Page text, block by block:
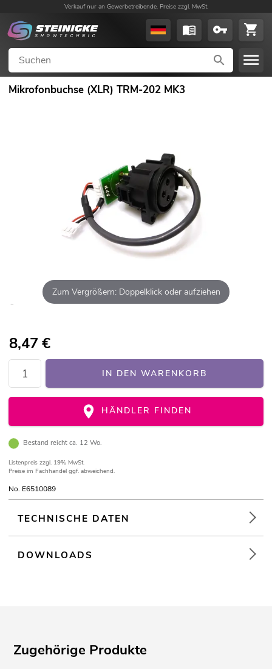
Verkauf nur an Gewerbetreibende. Preise zzgl. MwSt.
Mikrofonbuchse (XLR) TRM-202 MK3
Zum Vergrößern: Doppelklick oder aufziehen
8,47 €
IN DEN WARENKORB
HÄNDLER FINDEN
Bestand reicht ca. 12 Wo.
Listenpreis zzgl. 19% MwSt.
Preise im Fachhandel ggf. abweichend.
No. E6510089
TECHNISCHE DATEN
DOWNLOADS
Zugehörige Produkte